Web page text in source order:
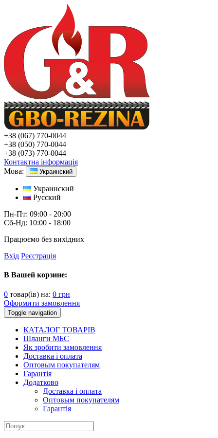
+38 (067) 770-0044
+38 (050) 770-0044
+38 (073) 770-0044
Контактна інформація
Мова:
Украинский
Украинский
Русский
Пн-Пт: 09:00 - 20:00
Сб-Нд: 10:00 - 18:00
Працюємо без вихідних
Вхід Реєстрація
В Вашей корзине:
0 товар(ів) на: 0 грн
Оформити замовлення
Toggle navigation
КАТАЛОГ ТОВАРІВ
Шланги МБС
Як зробити замовлення
Доставка і оплата
Оптовым покупателям
Гарантія
Додатково
Доставка і оплата
Оптовым покупателям
Гарантія